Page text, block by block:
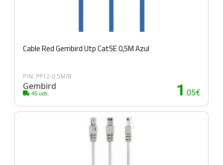
Cable Red Gembird Utp Cat5E 0,5M Azul
P/N: PP12-0.5M/B
Gembird
45 uds. 1 .05€